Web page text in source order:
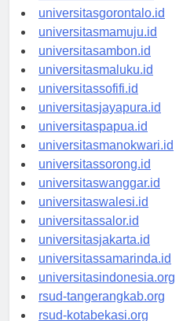
universitaskendari.id
universitasgorontalo.id
universitasmamuju.id
universitasambon.id
universitasmaluku.id
universitassofifi.id
universitasjayapura.id
universitaspapua.id
universitasmanokwari.id
universitassorong.id
universitaswanggar.id
universitaswalesi.id
universitassalor.id
universitasjakarta.id
universitassamarinda.id
universitasindonesia.org
rsud-tangerangkab.org